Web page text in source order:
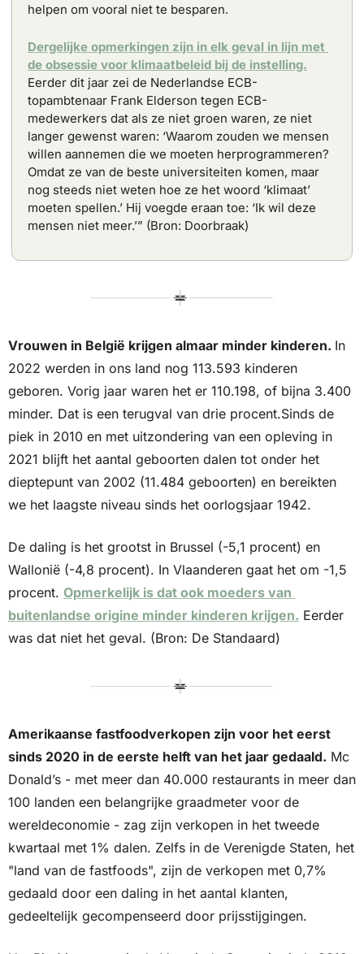
helpen om vooral niet te besparen.
Dergelijke opmerkingen zijn in elk geval in lijn met
de obsessie voor klimaatbeleid bij de instelling.
Eerder dit jaar zei de Nederlandse ECB-
topambtenaar Frank Elderson tegen ECB-
medewerkers dat als ze niet groen waren, ze niet
langer gewenst waren: ‘Waarom zouden we mensen
willen aannemen die we moeten herprogrammeren?
Omdat ze van de beste universiteiten komen, maar
nog steeds niet weten hoe ze het woord ‘klimaat’
moeten spellen.’ Hij voegde eraan toe: ‘Ik wil deze
mensen niet meer.’” (Bron: Doorbraak)
Vrouwen in België krijgen almaar minder kinderen. In
2022 werden in ons land nog 113.593 kinderen
geboren. Vorig jaar waren het er 110.198, of bijna 3.400
minder. Dat is een terugval van drie procent.Sinds de
piek in 2010 en met uitzondering van een opleving in
2021 blijft het aantal geboorten dalen tot onder het
dieptepunt van 2002 (11.484 geboorten) en bereikten
we het laagste niveau sinds het oorlogsjaar 1942.
De daling is het grootst in Brussel (-5,1 procent) en
Wallonië (-4,8 procent). In Vlaanderen gaat het om -1,5
procent. Opmerkelijk is dat ook moeders van
buitenlandse origine minder kinderen krijgen. Eerder
was dat niet het geval. (Bron: De Standaard)
Amerikaanse fastfoodverkopen zijn voor het eerst
sinds 2020 in de eerste helft van het jaar gedaald. Mc
Donald’s - met meer dan 40.000 restaurants in meer dan
100 landen een belangrijke graadmeter voor de
wereldeconomie - zag zijn verkopen in het tweede
kwartaal met 1% dalen. Zelfs in de Verenigde Staten, het
"land van de fastfoods", zijn de verkopen met 0,7%
gedaald door een daling in het aantal klanten,
gedeeltelijk gecompenseerd door prijsstijgingen.